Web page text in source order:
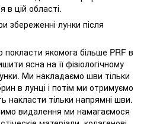
в цій області.
збереженні лунки після
покласти якомога більше PRF в
ясна на її фізіологічному
Ми накладаємо шви тільки
в лунці і потім ми отримуємо
накласти тільки напрямні шви.
видалення ми намагаємося